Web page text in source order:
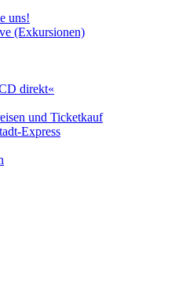
uns!
(Exkursionen)
direkt«
und Ticketkauf
Express